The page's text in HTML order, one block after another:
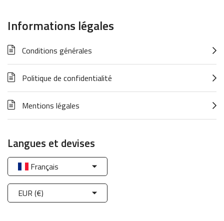
Informations légales
Conditions générales
Politique de confidentialité
Mentions légales
Langues et devises
Français
EUR (€)